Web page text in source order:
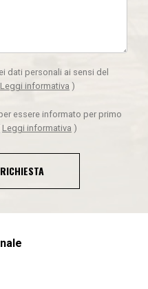
dati personali ai sensi del
Leggi informativa )
essere informato per primo
Leggi informativa )